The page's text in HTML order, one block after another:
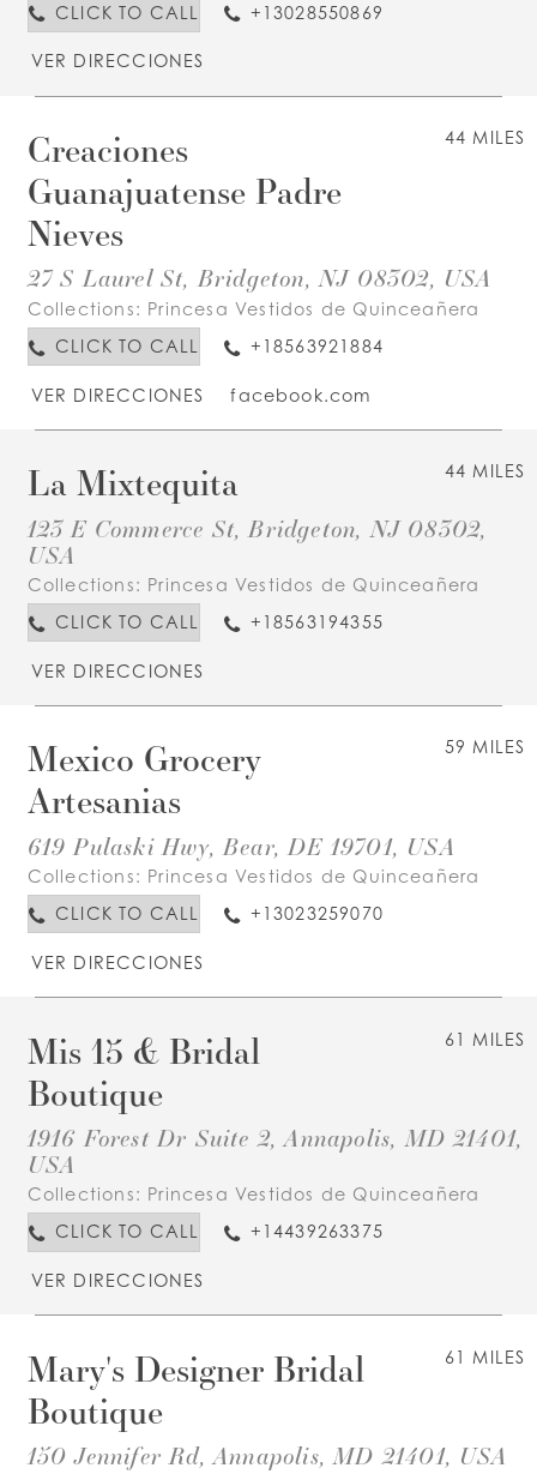
CLICK TO CALL
+13028550869
VER DIRECCIONES
44 MILES
Creaciones
Guanajuatense Padre
Nieves
27 S Laurel St, Bridgeton, NJ 08302, USA
Collections: Princesa Vestidos de Quinceañera
CLICK TO CALL
+18563921884
VER DIRECCIONES facebook.com
44 MILES
La Mixtequita
123 E Commerce St, Bridgeton, NJ 08302,
USA
Collections: Princesa Vestidos de Quinceañera
CLICK TO CALL
+18563194355
VER DIRECCIONES
59 MILES
Mexico Grocery
Artesanias
619 Pulaski Hwy, Bear, DE 19701, USA
Collections: Princesa Vestidos de Quinceañera
CLICK TO CALL
+13023259070
VER DIRECCIONES
61 MILES
Mis 15 & Bridal
Boutique
1916 Forest Dr Suite 2, Annapolis, MD 21401,
USA
Collections: Princesa Vestidos de Quinceañera
CLICK TO CALL
+14439263375
VER DIRECCIONES
61 MILES
Mary's Designer Bridal
Boutique
150 Jennifer Rd, Annapolis, MD 21401, USA